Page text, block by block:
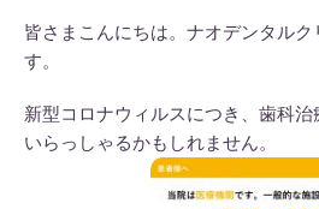
皆さまこんにちは。ナオデンタル
す。
新型コロナウィルスにつき、歯科
いらっしゃるかもしれません。